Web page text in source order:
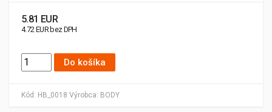
Kód: HB_0018 Výrobca: BODY
5.81 EUR
4.72 EUR bez DPH
Do košíka